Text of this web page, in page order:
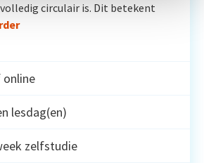
circulair is. Dit betekent
lesdag(en)
zelfstudie